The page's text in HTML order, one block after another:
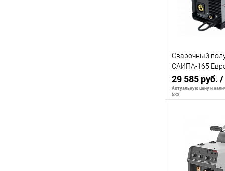
В избранное
Сварочный
САИПА-165
(MIG/MAG)
29 585 руб. /
Актуальную цену и
533
В
К сравнению